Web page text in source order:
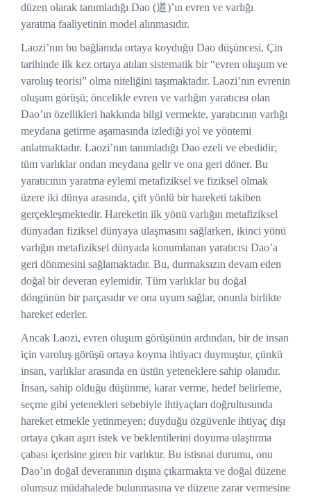
düzen olarak tanımladığı Dao (道)’ın evren ve varlığı
yaratma faaliyetinin model alınmasıdır.
Laozi’nın bu bağlamda ortaya koyduğu Dao düşüncesi, Çin
tarihinde ilk kez ortaya atılan sistematik bir “evren oluşum ve
varoluş teorisi” olma niteliğini taşımaktadır. Laozi’nın evrenin
oluşum görüşü; öncelikle evren ve varlığın yaratıcısı olan
Dao’ın özellikleri hakkında bilgi vermekte, yaratıcının varlığı
meydana getirme aşamasında izlediği yol ve yöntemi
anlatmaktadır. Laozi’nın tanımladığı Dao ezeli ve ebedidir;
tüm varlıklar ondan meydana gelir ve ona geri döner. Bu
yaratıcının yaratma eylemi metafiziksel ve fiziksel olmak
üzere iki dünya arasında, çift yönlü bir hareketi takiben
gerçekleşmektedir. Hareketin ilk yönü varlığın metafiziksel
dünyadan fiziksel dünyaya ulaşmasını sağlarken, ikinci yönü
varlığın metafiziksel dünyada konumlanan yaratıcısı Dao’a
geri dönmesini sağlamaktadır. Bu, durmaksızın devam eden
doğal bir deveran eylemidir. Tüm varlıklar bu doğal
döngünün bir parçasıdır ve ona uyum sağlar, onunla birlikte
hareket ederler.
Ancak Laozi, evren oluşum görüşünün ardından, bir de insan
için varoluş görüşü ortaya koyma ihtiyacı duymuştur, çünkü
insan, varlıklar arasında en üstün yeteneklere sahip olanıdır.
İnsan, sahip olduğu düşünme, karar verme, hedef belirleme,
seçme gibi yetenekleri sebebiyle ihtiyaçları doğrultusunda
hareket etmekle yetinmeyen; duyduğu özgüvenle ihtiyaç dışı
ortaya çıkan aşırı istek ve beklentilerini doyuma ulaştırma
çabası içerisine giren bir varlıktır. Bu istisnai durumu, onu
Dao’ın doğal deveranının dışına çıkarmakta ve doğal düzene
olumsuz müdahalede bulunmasına ve düzene zarar vermesine